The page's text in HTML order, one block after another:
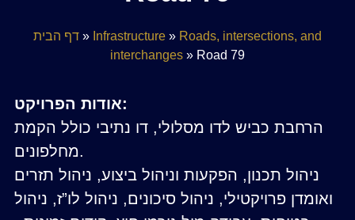
דף הבית » Infrastructure » Roads, intersections, and
interchanges » Road 79
אודות הפרויקט:
הרחבת כביש לדו מסלולי, דו נתיבי כולל הקמת
מחלפונים.
ניהול תכנון, הפקעות וניהול ביצוע, ניהול תזרים
ואומדן פרויקטילי, ניהול סיכונים, ניהול לו”ז, ניהול
zoom_in Zoom in
add_circle_outline
spellcheck Readable font
brightness_high
brightness_low Dark contrast
format_underlined Underline links